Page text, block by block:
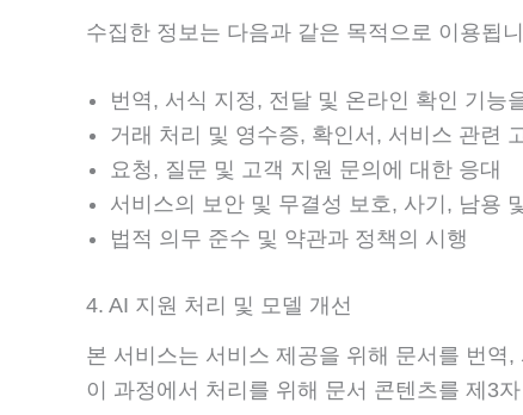
수집한 정보는 다음과 같은 목적으로 이용됩
번역, 서식 지정, 전달 및 온라인 확인 기능
거래 처리 및 영수증, 확인서, 서비스 관련
요청, 질문 및 고객 지원 문의에 대한 응대
서비스의 보안 및 무결성 보호, 사기, 남용
법적 의무 준수 및 약관과 정책의 시행
4. AI 지원 처리 및 모델 개선
본 서비스는 서비스 제공을 위해 문서를 번
이 과정에서 처리를 위해 문서 콘텐츠를 제3